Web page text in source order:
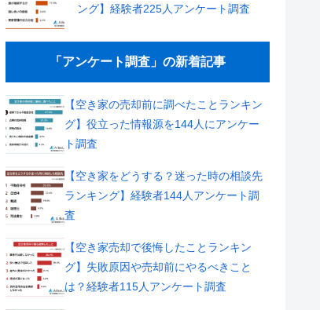
ング】経験者225人アンケート調査
「アンケート調査」の新着記事
【空き家の売却前に調べたことランキン
グ】役立った情報源を144人にアンケー
ト調査
【空き家をどうする？迷った時の相談先
ランキング】経験者144人アンケート調
査
【空き家売却で後悔したことランキン
グ】失敗原因や売却前にやるべきこと
は？経験者115人アンケート調査